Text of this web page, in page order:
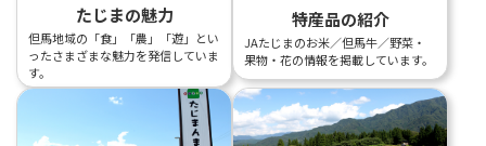
たじまの魅力
但馬地域の「食」「農」「遊」とい
ったさまざまな魅力を発信していま
す。
特産品の紹介
JAたじまのお米／但馬牛／野菜・
果物・花の情報を掲載しています。